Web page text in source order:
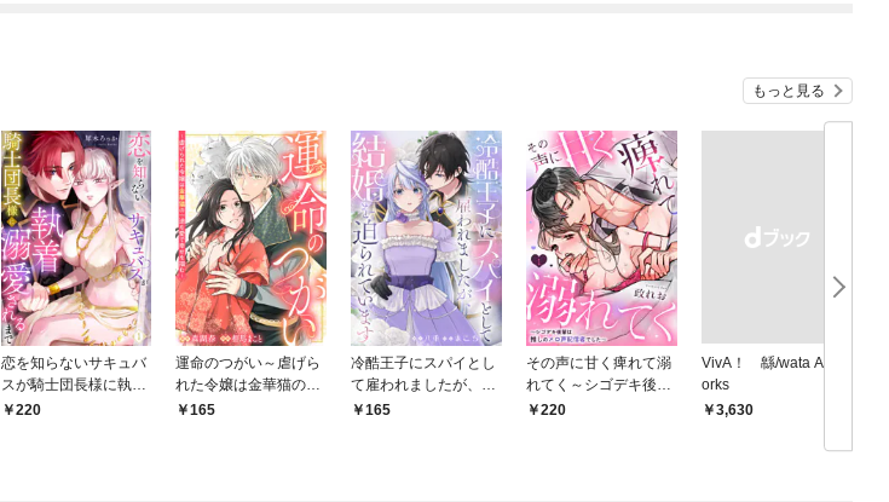
もっと見る
恋を知らないサキュバ
スが騎士団長様に執着
溺愛されるまで: 1
220
運命のつがい～虐げら
れた令嬢は金華猫の一
途な愛で幸せを掴む～:
165
冷酷王子にスパイとし
て雇われましたが、結
婚を迫られています: 1
165
その声に甘く痺れて溺
れてく～シゴデキ後輩
は推しのメロ声配信者
220
VivA！ 緜/wata Art W
orks
￥3,630